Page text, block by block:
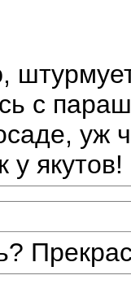
с
уж
у якутов!